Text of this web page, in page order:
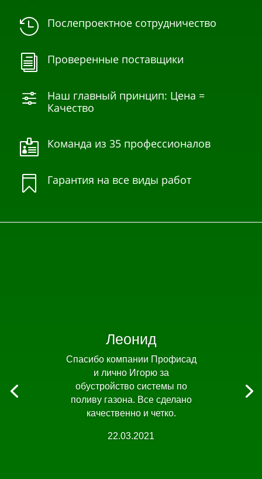
 Послепроектное сотрудничество
i Проверенные поставщики
f
Наш главный принцип: Цена =
Качество
 Команда из 35 профессионалов
 Гарантия на все виды работ
Леонид
Спасибо компании Профисад
и лично Игорю за
обустройство системы по
поливу газона. Все сделано
качественно и четко.
22.03.2021